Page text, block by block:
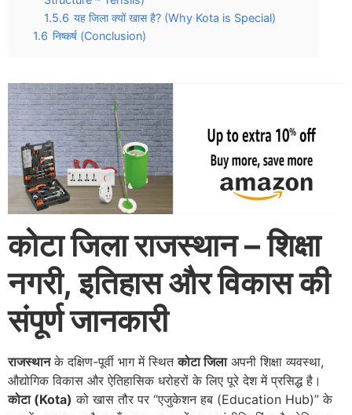
1.5.6 यह जिला क्यों खास है? (Why Kota is Special)
1.6 निष्कर्ष (Conclusion)
कोटा जिला राजस्थान – शिक्षा
नगरी, इतिहास और विकास की
संपूर्ण जानकारी
राजस्थानके दक्षिण-पूर्वी भाग में स्थितकोटा जिलाअपनी शिक्षा व्यवस्था,
औद्योगिक विकास और ऐतिहासिक धरोहरों के लिए पूरे देश में प्रसिद्ध है।
कोटा (Kota) को खास तौर पर “एजुकेशन हब (Education Hub)” के